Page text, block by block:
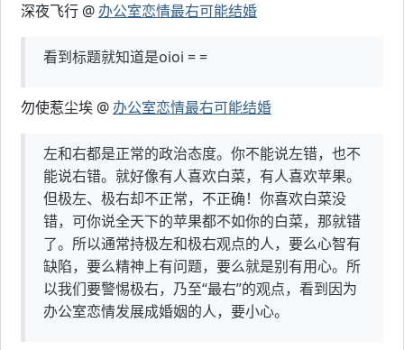
深夜飞行 @ 办公室恋情最右可能结婚
看到标题就知道是oioi = =
勿使惹尘埃 @ 办公室恋情最右可能结婚
左和右都是正常的政治态度。你不能说左错，也不
能说右错。就好像有人喜欢白菜，有人喜欢苹果。
但极左、极右却不正常，不正确！你喜欢白菜没
错，可你说全天下的苹果都不如你的白菜，那就错
了。所以通常持极左和极右观点的人，要么心智有
缺陷，要么精神上有问题，要么就是别有用心。所
以我们要警惕极右，乃至“最右”的观点，看到因为
办公室恋情发展成婚姻的人，要小心。